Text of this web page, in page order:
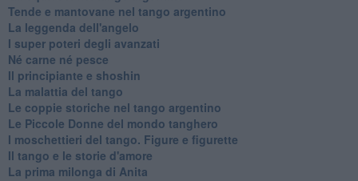
Tende e mantovane nel tango argentino
La leggenda dell'angelo
I super poteri degli avanzati
​Né carne né pesce
Il principiante e shoshin
La malattia del tango
Le coppie storiche nel tango argentino
​Le Piccole Donne del mondo tanghero
I moschettieri del tango. Figure e figurette
Il tango e le storie d'amore
​La prima milonga di Anita